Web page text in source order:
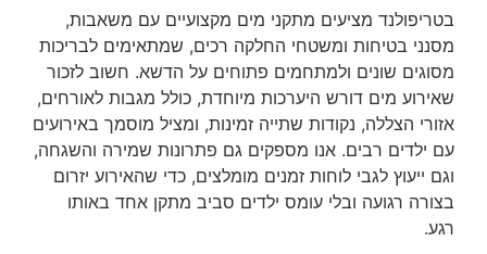
בטריפולנד מציעים מתקני מים מקצועיים עם משאבות,
מסנני בטיחות ומשטחי החלקה רכים, שמתאימים לבריכות
מסוגים שונים ולמתחמים פתוחים על הדשא. חשוב לזכור
שאירוע מים דורש היערכות מיוחדת, כולל מגבות לאורחים,
אזורי הצללה, נקודות שתייה זמינות, ומציל מוסמך באירועים
עם ילדים רבים. אנו מספקים גם פתרונות שמירה והשגחה,
וגם ייעוץ לגבי לוחות זמנים מומלצים, כדי שהאירוע יזרום
בצורה רגועה ובלי עומס ילדים סביב מתקן אחד באותו
רגע.